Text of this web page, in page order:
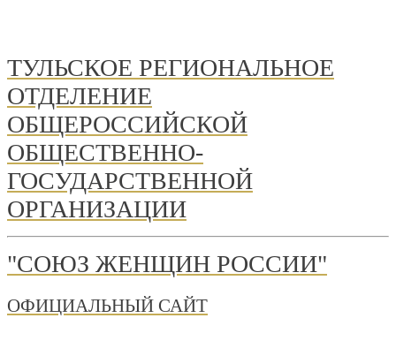
ТУЛЬСКОЕ РЕГИОНАЛЬНОЕ
ОТДЕЛЕНИЕ
ОБЩЕРОССИЙСКОЙ
ОБЩЕСТВЕННО-
ГОСУДАРСТВЕННОЙ
ОРГАНИЗАЦИИ
"СОЮЗ ЖЕНЩИН РОССИИ"
ОФИЦИАЛЬНЫЙ САЙТ